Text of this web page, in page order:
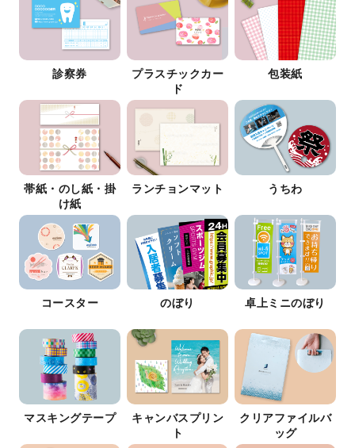
診察券
プラスチックカー
ド
包装紙
帯紙・のし紙・掛
け紙
ランチョンマット うちわ
コースター のぼり 卓上ミニのぼり
マスキングテープ
キャンバスプリン
ト
クリアファイルバ
ッグ